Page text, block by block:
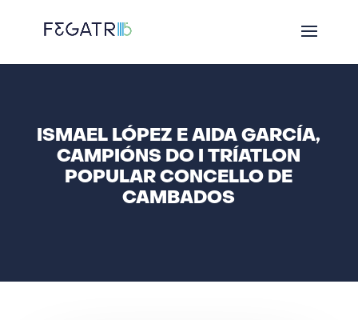
ISMAEL LÓPEZ E AIDA GARCÍA,
CAMPIÓNS DO I TRÍATLON
POPULAR CONCELLO DE
CAMBADOS